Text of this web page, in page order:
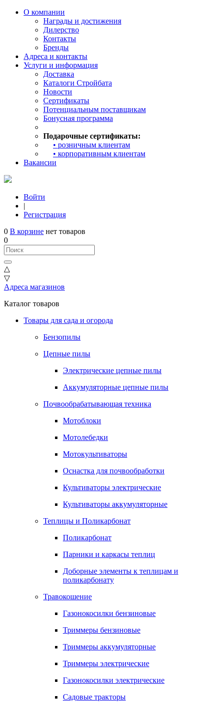
О компании
Награды и достижения
Дилерство
Контакты
Бренды
Адреса и контакты
Услуги и информация
Доставка
Каталоги Стройбата
Новости
Сертификаты
Потенциальным поставщикам
Бонусная программа
Подарочные сертификаты:
• розничным клиентам
• корпоративным клиентам
Вакансии
Войти
|
Регистрация
0 В корзине нет товаров
0
△
▽
Адреса магазинов
Каталог товаров
Товары для сада и огорода
Бензопилы
Цепные пилы
Электрические цепные пилы
Аккумуляторные цепные пилы
Почвообрабатывающая техника
Мотоблоки
Мотолебедки
Мотокультиваторы
Оснастка для почвообработки
Культиваторы электрические
Культиваторы аккумуляторные
Теплицы и Поликарбонат
Поликарбонат
Парники и каркасы теплиц
Доборные элементы к теплицам и
поликарбонату
Травокошение
Газонокосилки бензиновые
Триммеры бензиновые
Триммеры аккумуляторные
Триммеры электрические
Газонокосилки электрические
Садовые тракторы